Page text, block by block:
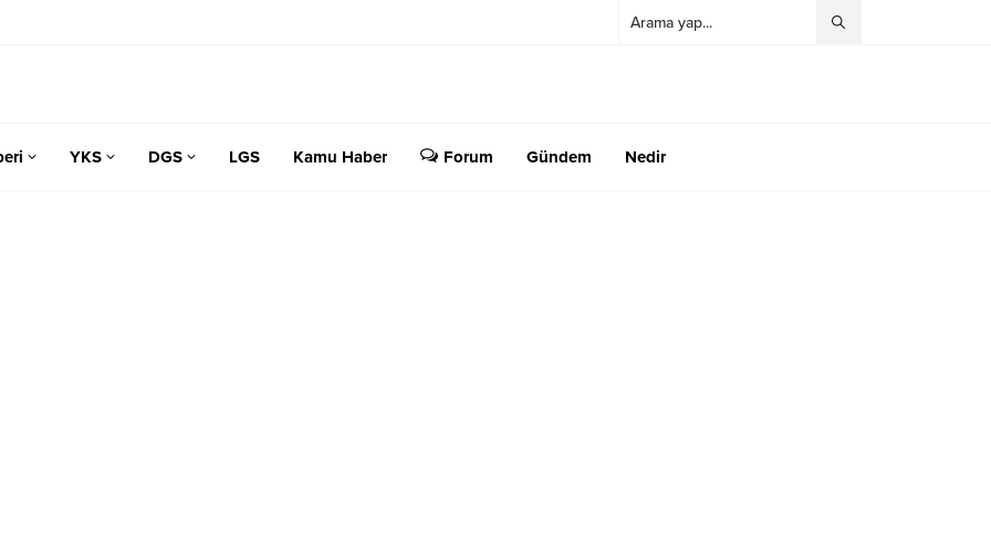
YKS DGS LGS Kamu Haber Forum Gündem Nedir